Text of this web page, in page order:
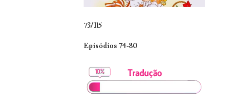
73/115
Episódios 74-80